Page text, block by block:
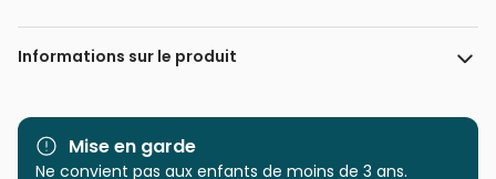
Informations sur le produit
Marque
Castorland, les puzzles
Mise en garde
Ne convient pas aux enfants de moins de 3 ans.